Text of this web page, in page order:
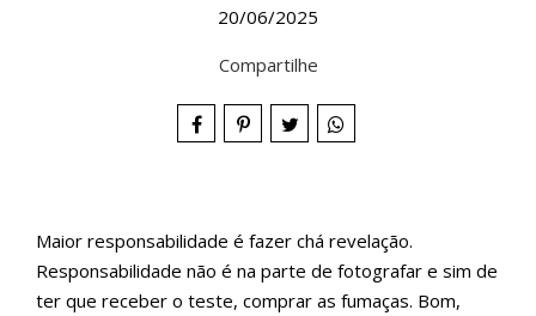
20/06/2025
Compartilhe
Maior responsabilidade é fazer chá revelação.
Responsabilidade não é na parte de fotografar e sim de
ter que receber o teste, comprar as fumaças. Bom,